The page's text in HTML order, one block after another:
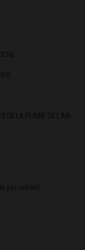
DE LA PLAINE DE L’AIN
pas utiliser)